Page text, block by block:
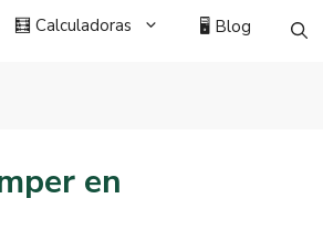
🧮 Calculadoras 🖥️ Blog
en